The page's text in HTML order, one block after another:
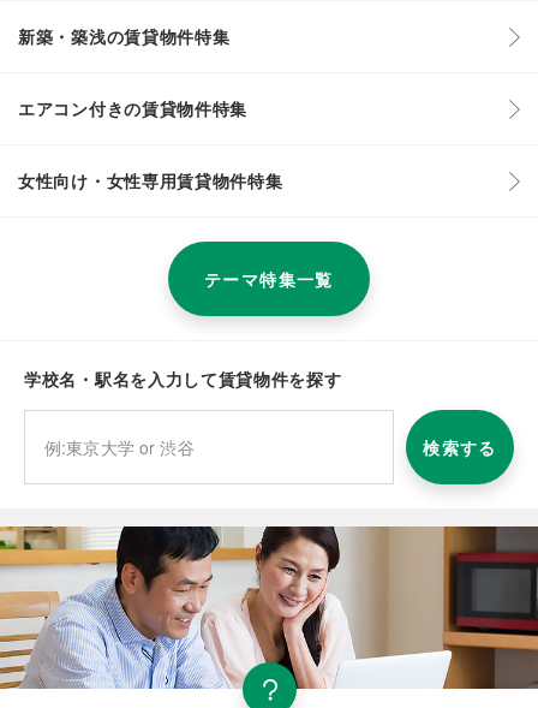
新築・築浅の賃貸物件特集
エアコン付きの賃貸物件特集
女性向け・女性専用賃貸物件特集
テーマ特集一覧
学校名・駅名を入力して賃貸物件を探す
検索する